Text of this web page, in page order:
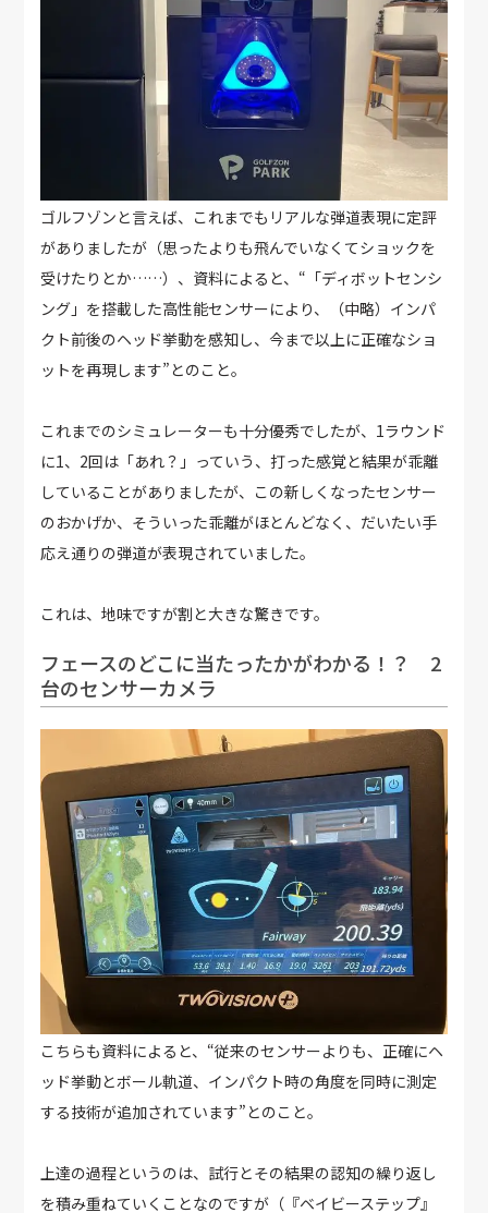
ゴルフゾンと言えば、これまでもリアルな弾道表現に定評
がありましたが（思ったよりも飛んでいなくてショックを
受けたりとか……）、資料によると、“「ディボットセンシ
ング」を搭載した高性能センサーにより、（中略）インパ
クト前後のヘッド挙動を感知し、今まで以上に正確なショ
ットを再現します”とのこと。
これまでのシミュレーターも十分優秀でしたが、1ラウンド
に1、2回は「あれ？」っていう、打った感覚と結果が乖離
していることがありましたが、この新しくなったセンサー
のおかげか、そういった乖離がほとんどなく、だいたい手
応え通りの弾道が表現されていました。
これは、地味ですが割と大きな驚きです。
フェースのどこに当たったかがわかる！？ 2
台のセンサーカメラ
こちらも資料によると、“従来のセンサーよりも、正確にヘ
ッド挙動とボール軌道、インパクト時の角度を同時に測定
する技術が追加されています”とのこと。
上達の過程というのは、試行とその結果の認知の繰り返し
を積み重ねていくことなのですが（『ベイビーステップ』